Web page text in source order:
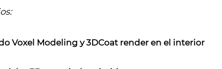
Voxel Modeling y 3DCoat render en el interior